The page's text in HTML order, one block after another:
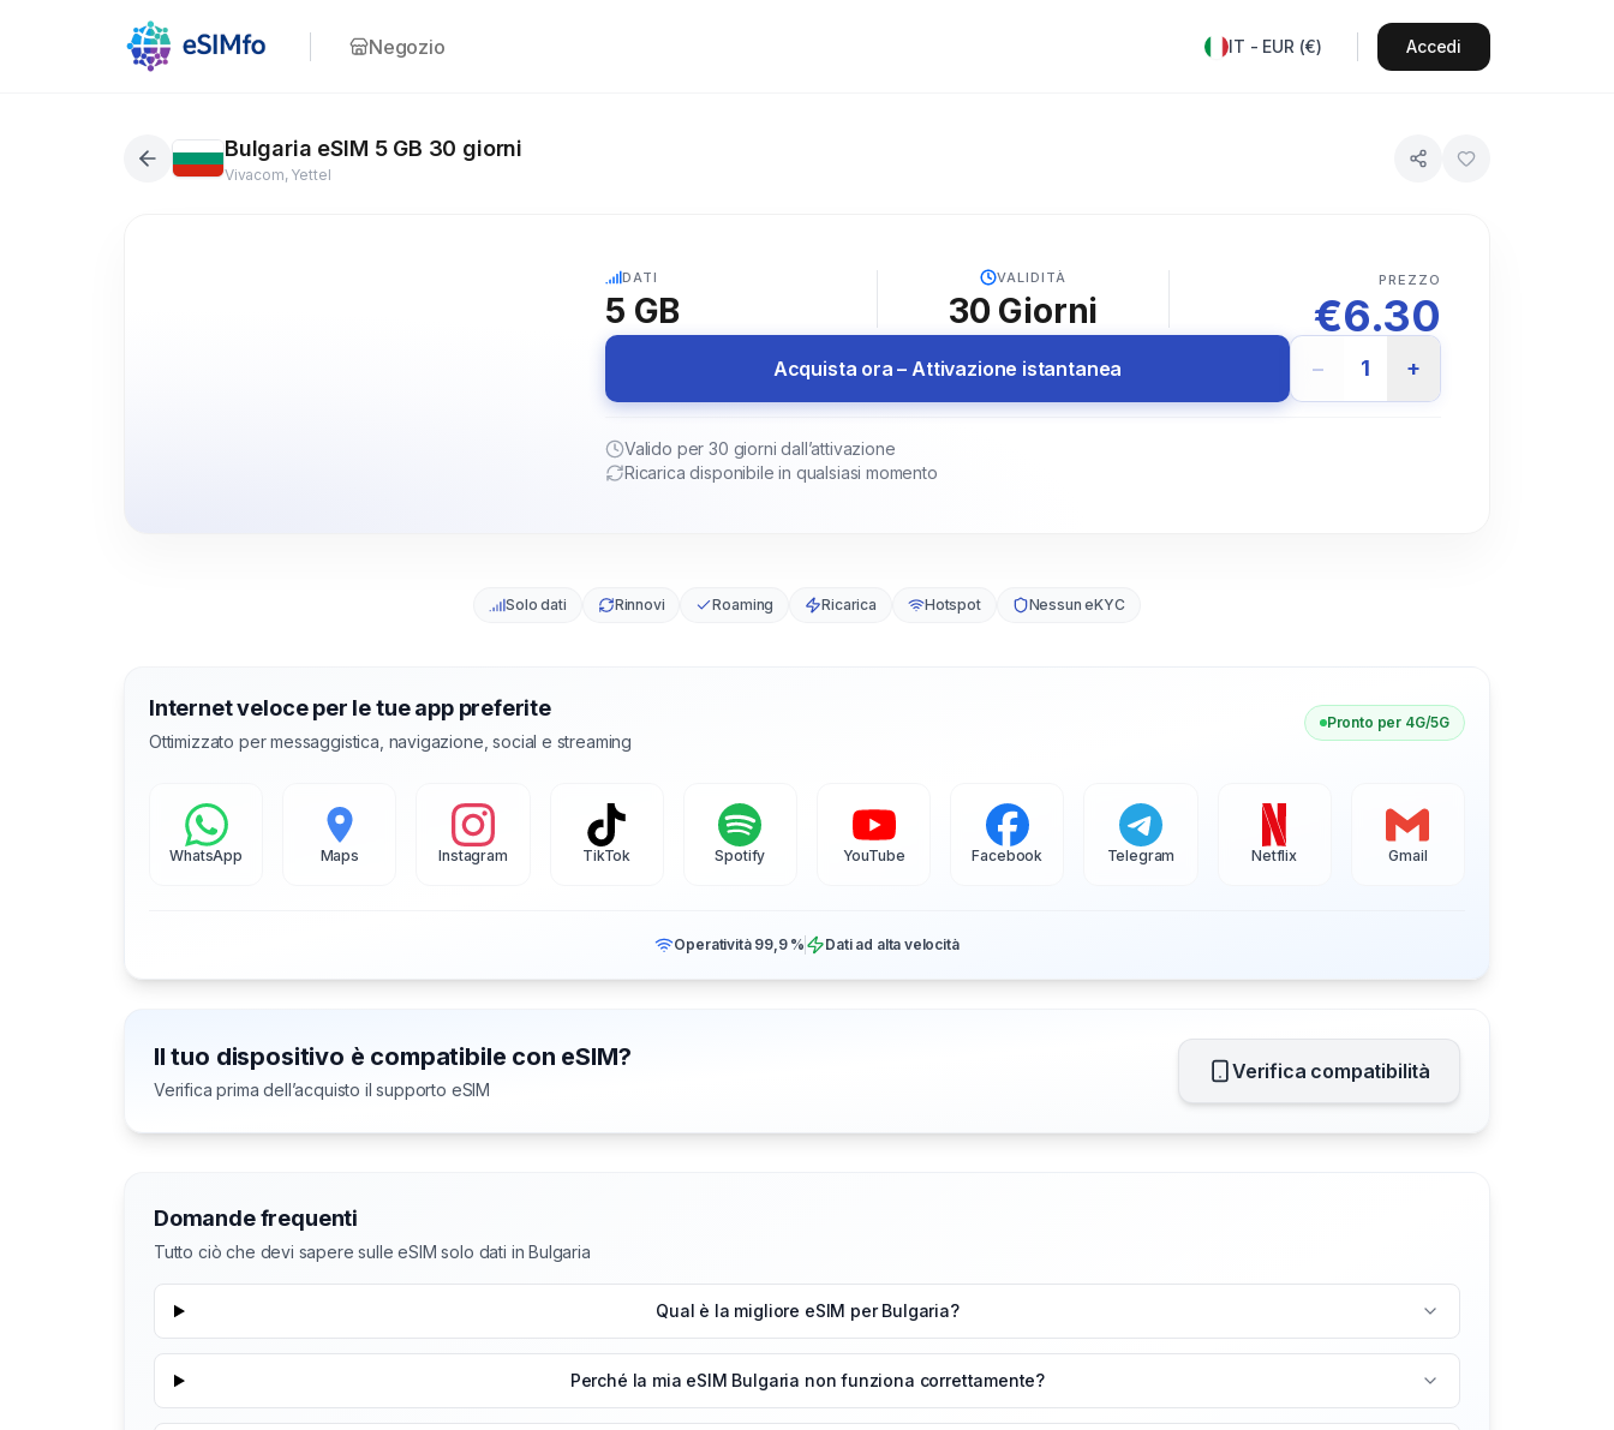
Negozio IT - EUR (€) Accedi
Bulgaria eSIM 5 GB 30 giorni
Vivacom, Yettel
DATI
5 GB
VALIDITÀ
30 Giorni
PREZZO
€6.30
Acquista ora – Attivazione istantanea − 1 +
Valido per 30 giorni dall’attivazione
Ricarica disponibile in qualsiasi momento
Solo dati Rinnovi Roaming Ricarica Hotspot Nessun eKYC
Internet veloce per le tue app preferite
Ottimizzato per messaggistica, navigazione, social e streaming
Pronto per 4G/5G
WhatsApp Maps Instagram TikTok Spotify YouTube Facebook Telegram Netflix Gmail
Operatività 99,9 % Dati ad alta velocità
Il tuo dispositivo è compatibile con eSIM?
Verifica prima dell’acquisto il supporto eSIM
Verifica compatibilità
Domande frequenti
Tutto ciò che devi sapere sulle eSIM solo dati in Bulgaria
Qual è la migliore eSIM per Bulgaria?
Perché la mia eSIM Bulgaria non funziona correttamente?